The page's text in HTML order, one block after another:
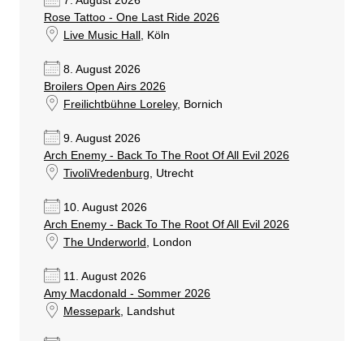
Rose Tattoo - One Last Ride 2026
Live Music Hall , Köln
8. August 2026
Broilers Open Airs 2026
Freilichtbühne Loreley, Bornich
9. August 2026
Arch Enemy - Back To The Root Of All Evil 2026
TivoliVredenburg, Utrecht
10. August 2026
Arch Enemy - Back To The Root Of All Evil 2026
The Underworld , London
11. August 2026
Amy Macdonald - Sommer 2026
Messepark, Landshut